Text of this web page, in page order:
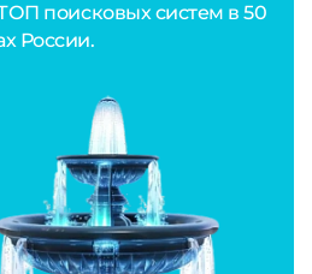
поисковых систем в 50
России.